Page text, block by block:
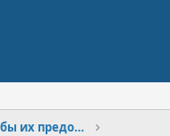
Внештатные ситуации, способы их предотвращения